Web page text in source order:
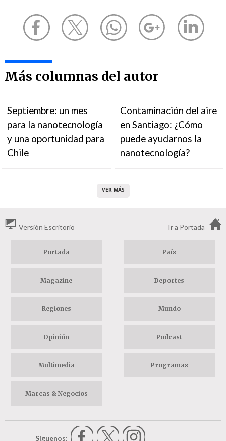
Más columnas del autor
Septiembre: un mes
para la nanotecnología
y una oportunidad para
Chile
Contaminación del aire
en Santiago: ¿Cómo
puede ayudarnos la
nanotecnología?
VER MÁS
Versión Escritorio Ir a Portada
Portada País
Magazine Deportes
Regiones Mundo
Opinión Podcast
Multimedia Programas
Marcas & Negocios
Síguenos: